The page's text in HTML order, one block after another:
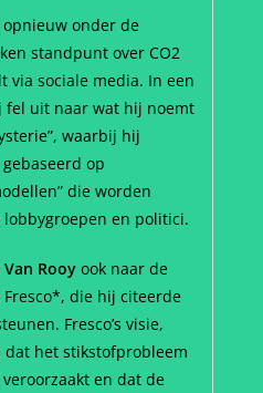
opnieuw onder de
standpunt over CO2
via sociale media. In een
uit naar wat hij noemt
waarbij hij
op
die worden
en politici.
Rooy ook naar de
die hij citeerde
Fresco’s visie,
dat het stikstofprobleem
en dat de